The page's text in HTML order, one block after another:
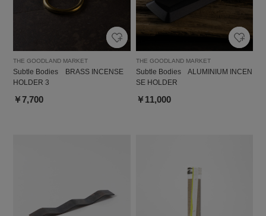
THE GOODLAND MARKET
Subtle Bodies BRASS INCENSE
HOLDER 3
￥7,700
THE GOODLAND MARKET
Subtle Bodies ALUMINIUM INCEN
SE HOLDER
￥11,000